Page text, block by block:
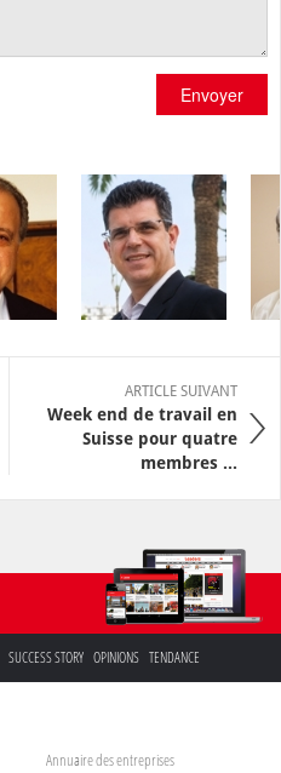
Envoyer
ARTICLE SUIVANT
Week end de travail en
Suisse pour quatre
membres ...
SUCCESS STORY OPINIONS TENDANCE
Annuaire des entreprises